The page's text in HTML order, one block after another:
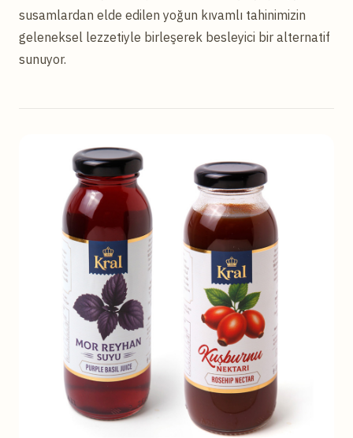
susamlardan elde edilen yoğun kıvamlı tahinimizin
geleneksel lezzetiyle birleşerek besleyici bir alternatif
sunuyor.